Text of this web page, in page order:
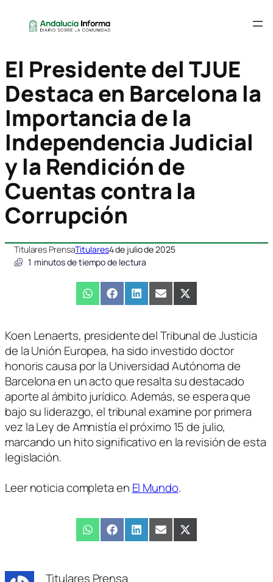
El Presidente del TJUE
Destaca en Barcelona la
Importancia de la
Independencia Judicial
y la Rendición de
Cuentas contra la
Corrupción
Titulares PrensaTitulares4 de julio de 2025
1 minutos de tiempo de lectura
Compartir
en
WhatsAppCompartir
en
FacebookCompartir
en
LinkedInCompartir
en
EmailCompartir
en
X
(Twitter)
Koen Lenaerts, presidente del Tribunal de Justicia
de la Unión Europea, ha sido investido doctor
honoris causa por la Universidad Autónoma de
Barcelona en un acto que resalta su destacado
aporte al ámbito jurídico. Además, se espera que
bajo su liderazgo, el tribunal examine por primera
vez la Ley de Amnistía el próximo 15 de julio,
marcando un hito significativo en la revisión de esta
legislación.
Leer noticia completa en El Mundo.
Compartir
en
WhatsAppCompartir
en
FacebookCompartir
en
LinkedInCompartir
en
EmailCompartir
en
X
(Twitter)
Titulares Prensa